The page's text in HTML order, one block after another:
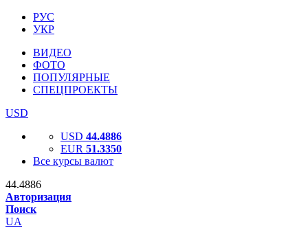
РУС
УКР
ВИДЕО
ФОТО
ПОПУЛЯРНЫЕ
СПЕЦПРОЕКТЫ
USD
USD 44.4886
EUR 51.3350
Все курсы валют
44.4886
Авторизация
Поиск
UA